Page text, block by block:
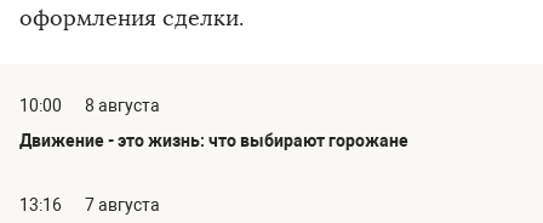
оформления сделки.
10:00
8 августа
Движение - это жизнь: что выбирают горожане
13:16
7 августа